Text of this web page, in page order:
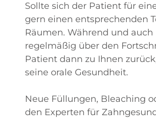
Sollte sich der Patient für
gern einen entsprechenden
Räumen. Während und
regelmäßig über den
Patient dann zu Ihnen
seine orale Gesundheit.
Neue Füllungen, Bleaching
den Experten für